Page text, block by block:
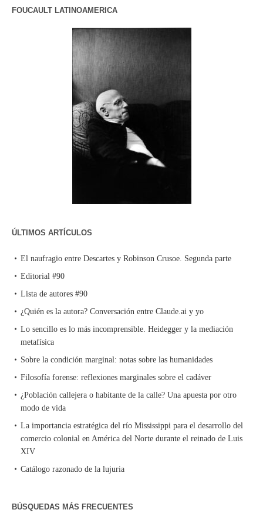
FOUCAULT LATINOAMERICA
ÚLTIMOS ARTÍCULOS
El naufragio entre Descartes y Robinson Crusoe. Segunda parte
Editorial #90
Lista de autores #90
¿Quién es la autora? Conversación entre Claude.ai y yo
Lo sencillo es lo más incomprensible. Heidegger y la mediación
metafísica
Sobre la condición marginal: notas sobre las humanidades
Filosofía forense: reflexiones marginales sobre el cadáver
¿Población callejera o habitante de la calle? Una apuesta por otro
modo de vida
La importancia estratégica del río Mississippi para el desarrollo del
comercio colonial en América del Norte durante el reinado de Luis
XIV
Catálogo razonado de la lujuria
BÚSQUEDAS MÁS FRECUENTES